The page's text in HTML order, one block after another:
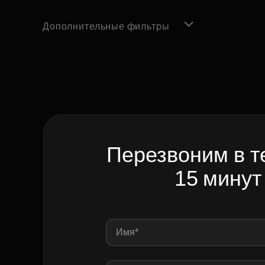
Дополнительные фильтры
Перезвоним в
15 минут